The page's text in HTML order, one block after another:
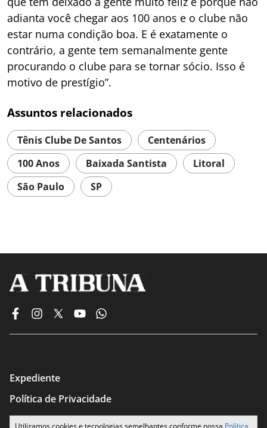
adianta você chegar aos 100 anos e o clube não
estar numa condição boa. E é exatamente o
contrário, a gente tem semanalmente gente
procurando o clube para se tornar sócio. Isso é
motivo de prestígio”.
Assuntos relacionados
Tênis Clube De Santos
Centenários
100 Anos
Baixada Santista
Litoral
São Paulo
SP
Utilizamos cookies e tecnologias semelhantes conforme nossa Política
Expediente
Política de Privacidade
Termos de Uso